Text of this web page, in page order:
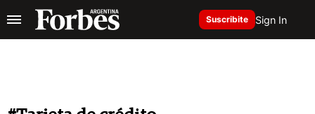
Suscribite Sign In